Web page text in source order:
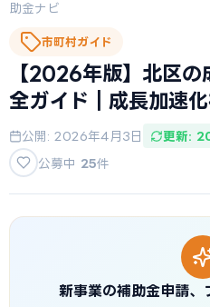
助金ナビ
市町村ガイド
【2026年版】北区
全ガイド｜成長加速
公開: 2026年4月3日 更新:
公募中 25件
新事業の補助金申請、